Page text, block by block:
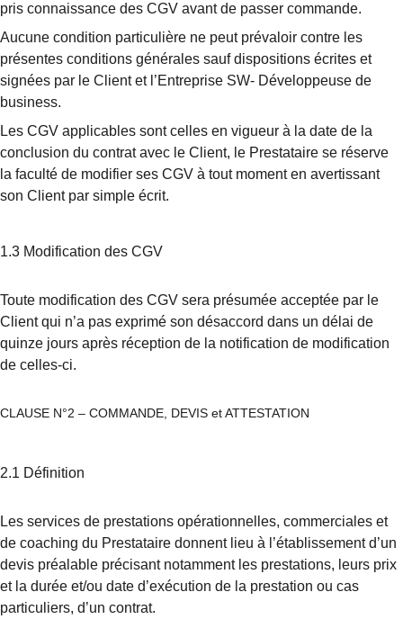
pris connaissance des CGV avant de passer commande.
Aucune condition particulière ne peut prévaloir contre les
présentes conditions générales sauf dispositions écrites et
signées par le Client et l’Entreprise SW- Développeuse de
business.
Les CGV applicables sont celles en vigueur à la date de la
conclusion du contrat avec le Client, le Prestataire se réserve
la faculté de modifier ses CGV à tout moment en avertissant
son Client par simple écrit.
1.3 Modification des CGV
Toute modification des CGV sera présumée acceptée par le
Client qui n’a pas exprimé son désaccord dans un délai de
quinze jours après réception de la notification de modification
de celles-ci.
CLAUSE N°2 – COMMANDE, DEVIS et ATTESTATION
2.1 Définition
Les services de prestations opérationnelles, commerciales et
de coaching du Prestataire donnent lieu à l’établissement d’un
devis préalable précisant notamment les prestations, leurs prix
et la durée et/ou date d’exécution de la prestation ou cas
particuliers, d’un contrat.